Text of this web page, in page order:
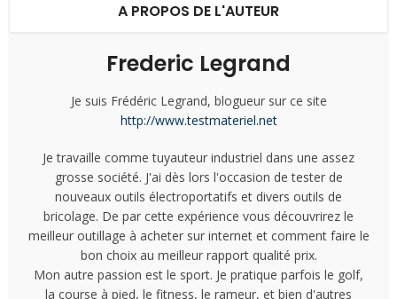
A PROPOS DE L'AUTEUR
Frederic Legrand
Je suis Frédéric Legrand, blogueur sur ce site
http://www.testmateriel.net
Je travaille comme tuyauteur industriel dans une assez
grosse société. J'ai dès lors l'occasion de tester de
nouveaux outils électroportatifs et divers outils de
bricolage. De par cette expérience vous découvrirez le
meilleur outillage à acheter sur internet et comment faire le
bon choix au meilleur rapport qualité prix.
Mon autre passion est le sport. Je pratique parfois le golf,
la course à pied, le fitness, le rameur, et bien d'autres